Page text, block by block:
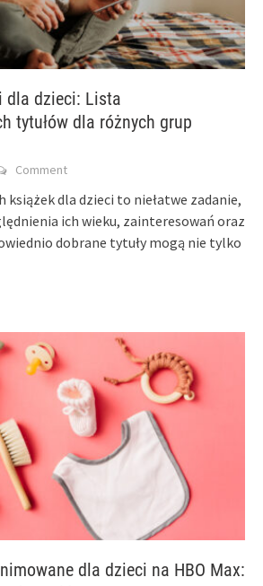
dla dzieci: Lista
tytułów dla różnych grup
Comment
książek dla dzieci to niełatwe zadanie,
ich wieku, zainteresowań oraz
dobrane tytuły mogą nie tylko
dla dzieci na HBO Max: